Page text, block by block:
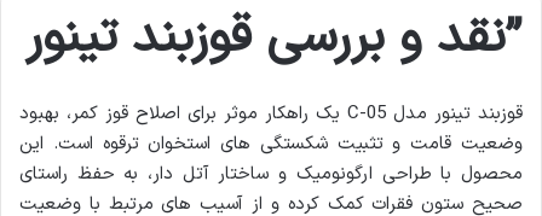
”نقد و بررسی قوزبند تینور
قوزبند تینور مدل C-05 یک راهکار موثر برای اصلاح قوز کمر، بهبود
وضعیت قامت و تثبیت شکستگی های استخوان ترقوه است. این
محصول با طراحی ارگونومیک و ساختار آتل دار، به حفظ راستای
صحیح ستون فقرات کمک کرده و از آسیب های مرتبط با وضعیت